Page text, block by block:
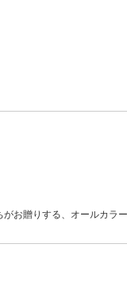
お贈りする、オールカラー